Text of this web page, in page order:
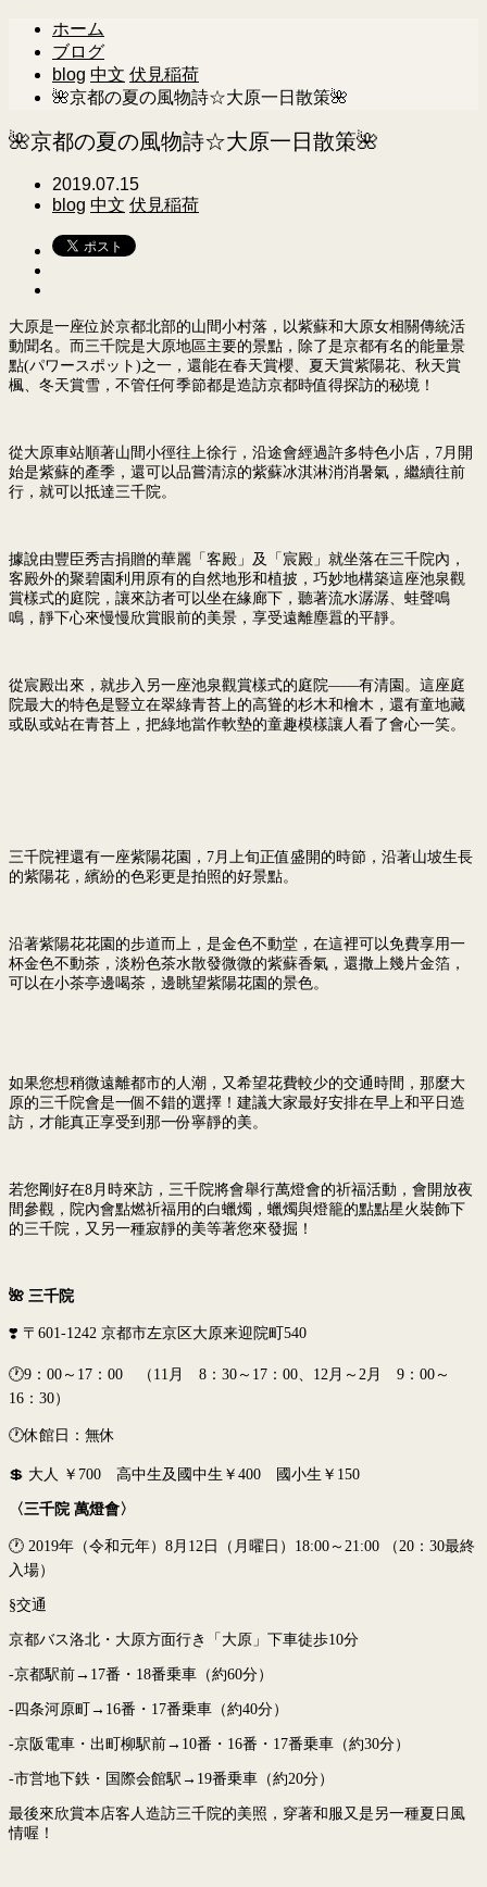
ホーム
ブログ
blog 中文 伏見稲荷
🌺京都の夏の風物詩☆大原一日散策🌺
🌺京都の夏の風物詩☆大原一日散策🌺
2019.07.15
blog 中文 伏見稲荷
大原是一座位於京都北部的山間小村落，以紫蘇和大原女相關傳統活
動聞名。而三千院是大原地區主要的景點，除了是京都有名的能量景
點(パワースポット)之一，還能在春天賞櫻、夏天賞紫陽花、秋天賞
楓、冬天賞雪，不管任何季節都是造訪京都時值得探訪的秘境！
從大原車站順著山間小徑往上徐行，沿途會經過許多特色小店，7月開
始是紫蘇的產季，還可以品嘗清涼的紫蘇冰淇淋消消暑氣，繼續往前
行，就可以抵達三千院。
據說由豐臣秀吉捐贈的華麗「客殿」及「宸殿」就坐落在三千院內，
客殿外的聚碧園利用原有的自然地形和植披，巧妙地構築這座池泉觀
賞樣式的庭院，讓來訪者可以坐在緣廊下，聽著流水潺潺、蛙聲鳴
鳴，靜下心來慢慢欣賞眼前的美景，享受遠離塵囂的平靜。
從宸殿出來，就步入另一座池泉觀賞樣式的庭院——有清園。這座庭
院最大的特色是豎立在翠綠青苔上的高聳的杉木和檜木，還有童地藏
或臥或站在青苔上，把綠地當作軟墊的童趣模樣讓人看了會心一笑。
三千院裡還有一座紫陽花園，7月上旬正值盛開的時節，沿著山坡生長
的紫陽花，繽紛的色彩更是拍照的好景點。
沿著紫陽花花園的步道而上，是金色不動堂，在這裡可以免費享用一
杯金色不動茶，淡粉色茶水散發微微的紫蘇香氣，還撒上幾片金箔，
可以在小茶亭邊喝茶，邊眺望紫陽花園的景色。
如果您想稍微遠離都市的人潮，又希望花費較少的交通時間，那麼大
原的三千院會是一個不錯的選擇！建議大家最好安排在早上和平日造
訪，才能真正享受到那一份寧靜的美。
若您剛好在8月時來訪，三千院將會舉行萬燈會的祈福活動，會開放夜
間參觀，院內會點燃祈福用的白蠟燭，蠟燭與燈籠的點點星火裝飾下
的三千院，又另一種寂靜的美等著您來發掘！
🌺 三千院
❣️ 〒601-1242 京都市左京区大原来迎院町540
🕐9：00～17：00 （11月 8：30～17：00、12月～2月 9：00～
16：30）
🕐休館日：無休
💲 大人 ￥700 高中生及國中生￥400 國小生￥150
〈三千院 萬燈會〉
🕐 2019年（令和元年）8月12日（月曜日）18:00～21:00 （20：30最終
入場）
§交通
京都バス洛北・大原方面行き「大原」下車徒歩10分
-京都駅前→17番・18番乗車（約60分）
-四条河原町→16番・17番乗車（約40分）
-京阪電車・出町柳駅前→10番・16番・17番乗車（約30分）
-市営地下鉄・国際会館駅→19番乗車（約20分）
最後來欣賞本店客人造訪三千院的美照，穿著和服又是另一種夏日風
情喔！